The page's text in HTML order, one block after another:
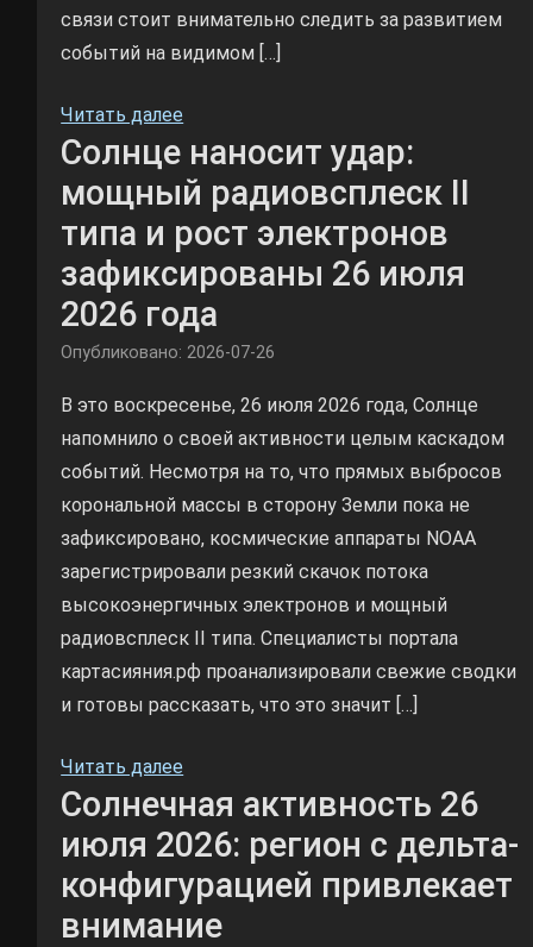
связи стоит внимательно следить за развитием
событий на видимом […]
Читать далее
Солнце наносит удар:
мощный радиовсплеск II
типа и рост электронов
зафиксированы 26 июля
2026 года
Опубликовано: 2026-07-26
В это воскресенье, 26 июля 2026 года, Солнце
напомнило о своей активности целым каскадом
событий. Несмотря на то, что прямых выбросов
корональной массы в сторону Земли пока не
зафиксировано, космические аппараты NOAA
зарегистрировали резкий скачок потока
высокоэнергичных электронов и мощный
радиовсплеск II типа. Специалисты портала
картасияния.рф проанализировали свежие сводки
и готовы рассказать, что это значит […]
Читать далее
Солнечная активность 26
июля 2026: регион с дельта-
конфигурацией привлекает
внимание